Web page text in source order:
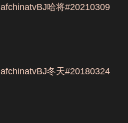
afchinatvBJ哈将#20210309
afchinatvBJ冬天#20180324